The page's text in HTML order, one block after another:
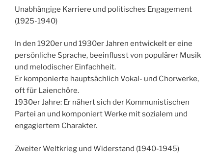
Unabhängige Karriere und politisches Engagement
(1925-1940)
In den 1920er und 1930er Jahren entwickelt er eine
persönliche Sprache, beeinflusst von populärer Musik
und melodischer Einfachheit.
Er komponierte hauptsächlich Vokal- und Chorwerke,
oft für Laienchöre.
1930er Jahre: Er nähert sich der Kommunistischen
Partei an und komponiert Werke mit sozialem und
engagiertem Charakter.
Zweiter Weltkrieg und Widerstand (1940-1945)